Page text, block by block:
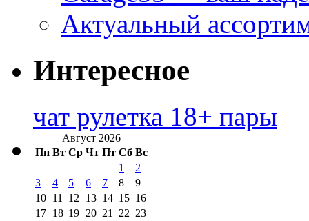
Актуальный
Интересное
чат рулетка 18+ пары
Август 2026
Пн Вт Ср Чт Пт Сб Вс
1
2
3
4 5 6 7 8
9
10 11 12 13 14 15 16
17 18 19 20 21 22 23